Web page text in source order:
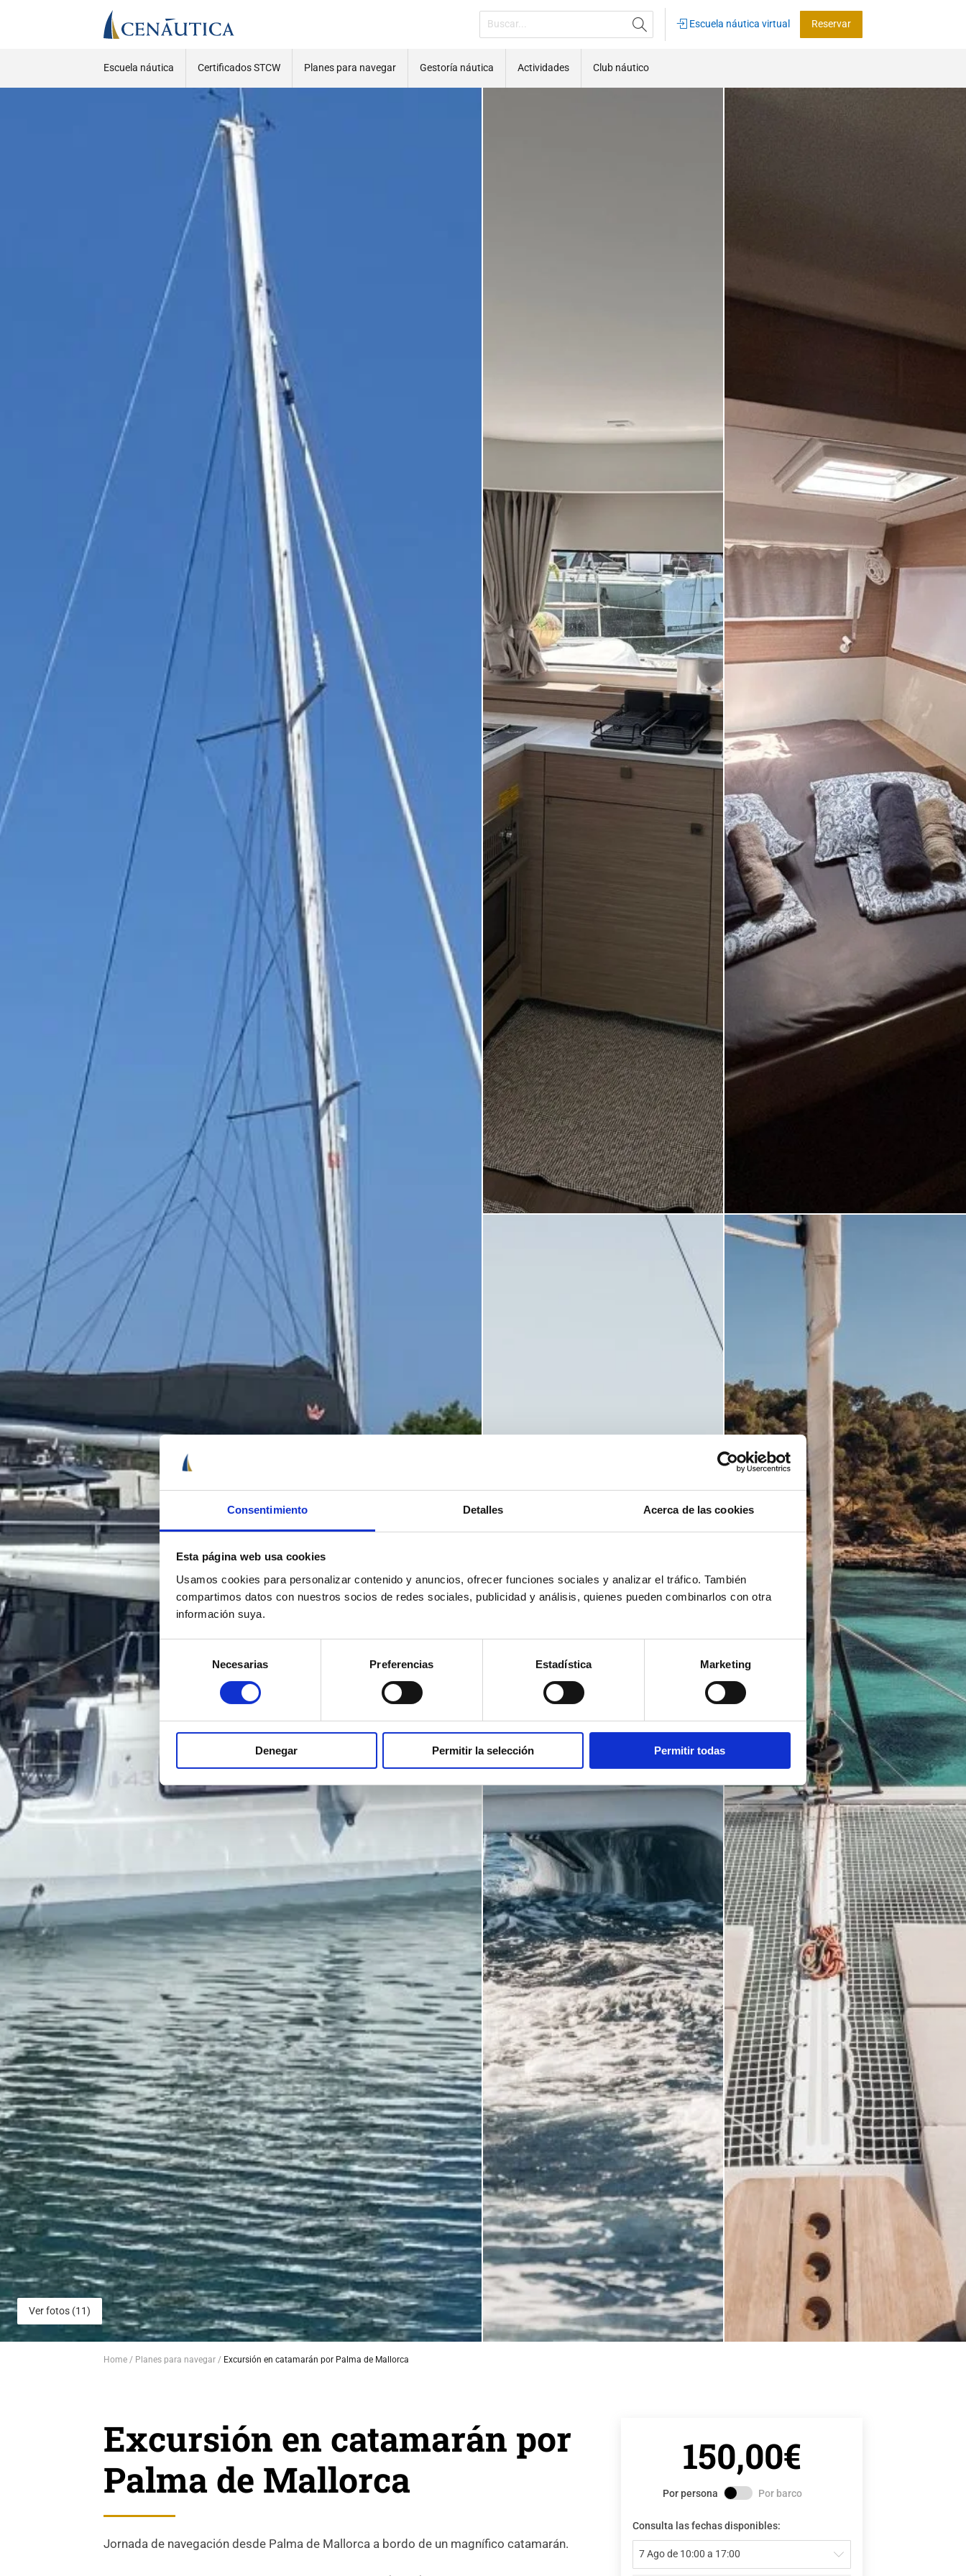
Consentimiento Detalles Acerca de las cookies
Esta página web usa cookies
Usamos cookies para personalizar contenido y anuncios, ofrecer funciones sociales y analizar el tráfico. También
compartimos datos con nuestros socios de redes sociales, publicidad y análisis, quienes pueden combinarlos con otra
información suya.
de
consentimiento
Necesarias Preferencias Estadística Marketing
Denegar Permitir la selección Permitir todas
Escuela náutica virtual Reservar
Escuela náutica Certificados STCW Planes para navegar Gestoría náutica Actividades Club náutico
Ver fotos (11)
Home Planes para navegar Excursión en catamarán por Palma de Mallorca
Excursión en catamarán por
Palma de Mallorca
Jornada de navegación desde Palma de Mallorca a bordo de un magnífico catamarán.
150,00€
Por persona Por barco
Consulta las fechas disponibles:
7 Ago de 10:00 a 17:00